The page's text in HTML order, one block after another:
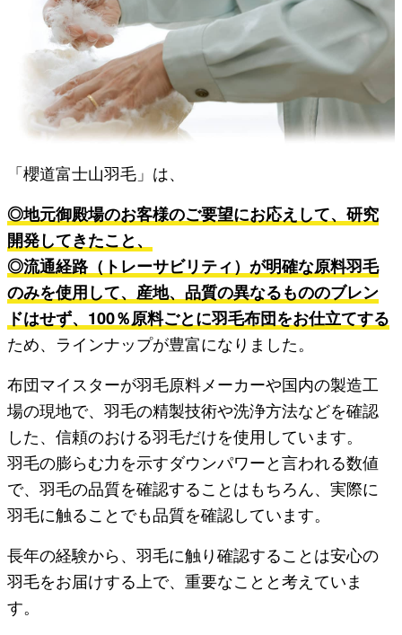
「櫻道富士山羽毛」は、
◎地元御殿場のお客様のご要望にお応えして、研究
開発してきたこと、
◎流通経路（トレーサビリティ）が明確な原料羽毛
のみを使用して、産地、品質の異なるもののブレン
ドはせず、100％原料ごとに羽毛布団をお仕立てする
ため、ラインナップが豊富になりました。
布団マイスターが羽毛原料メーカーや国内の製造工
場の現地で、羽毛の精製技術や洗浄方法などを確認
した、信頼のおける羽毛だけを使用しています。
羽毛の膨らむ力を示すダウンパワーと言われる数値
で、羽毛の品質を確認することはもちろん、実際に
羽毛に触ることでも品質を確認しています。
長年の経験から、羽毛に触り確認することは安心の
羽毛をお届けする上で、重要なことと考えていま
す。